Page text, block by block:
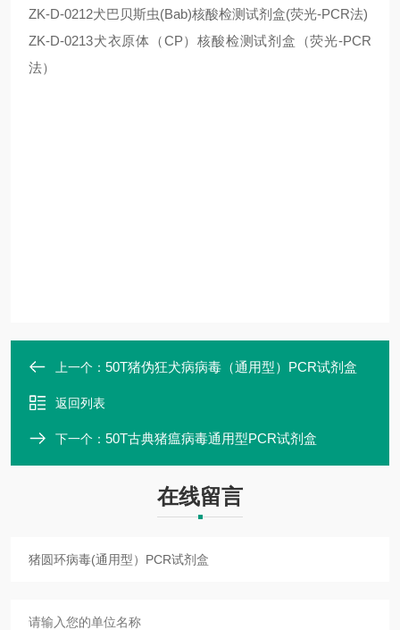
ZK-D-0212犬巴贝斯虫(Bab)核酸检测试剂盒(荧光-PCR法)
ZK-D-0213犬衣原体（CP）核酸检测试剂盒（荧光-PCR
法）
上一个： 50T猪伪狂犬病病毒（通用型）PCR试剂盒
返回列表
下一个： 50T古典猪瘟病毒通用型PCR试剂盒
在线留言